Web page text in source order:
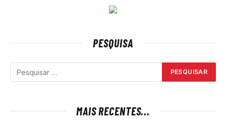
PESQUISA
MAIS RECENTES...